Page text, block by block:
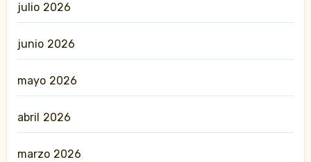
julio 2026
junio 2026
mayo 2026
abril 2026
marzo 2026